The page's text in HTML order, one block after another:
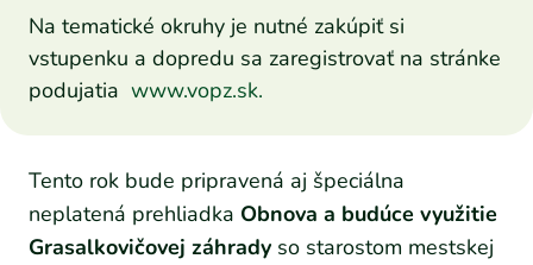
Na tematické okruhy je nutné zakúpiť si
vstupenku a dopredu sa zaregistrovať na stránke
podujatia www.vopz.sk.
Tento rok bude pripravená aj špeciálna
neplatená prehliadka Obnova a budúce využitie
Grasalkovičovej záhrady so starostom mestskej